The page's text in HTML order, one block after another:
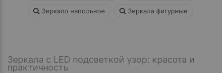
Зеркало напольное Зеркала фигурные
Зеркала с LED подсветкой узор: красота и
практичность